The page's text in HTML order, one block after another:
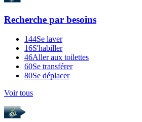
Recherche par besoins
144Se laver
16S'habiller
46Aller aux toilettes
60Se transférer
80Se déplacer
Voir tous